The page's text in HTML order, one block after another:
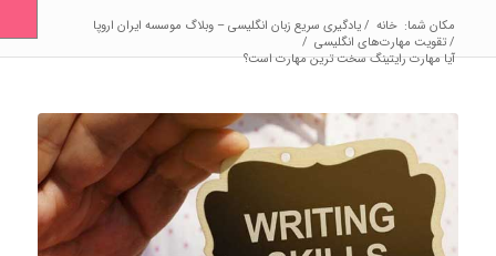
مکان شما: خانه / یادگیری سریع زبان انگلیسی – وبلاگ موسسه ایران اروپا
/ تقویت مهارت‌های انگلیسی /
آیا مهارت رایتینگ سخت ترین مهارت است؟